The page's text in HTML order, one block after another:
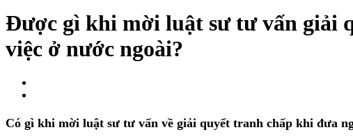
Được gì khi mời luật sư tư vấn giải
việc ở nước ngoài?
Có gì khi mời luật sư tư vấn về giải quyết tranh chấp khi đưa